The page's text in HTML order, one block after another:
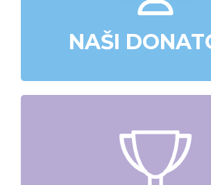
NAŠI